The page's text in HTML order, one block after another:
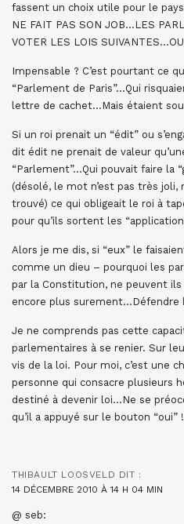
fassent un choix utile pour le pays
NE FAIT PAS SON JOB…LES
VOTER LES LOIS
Impensable ? C’est pourtant ce
“Parlement de Paris”…Qui
lettre de cachet…Mais étaient
Si un roi prenait un “édit” ou
dit édit ne prenait de valeur
“Parlement”…Qui pouvait faire la
(désolé, le mot n’est pas très joli,
trouvé) ce qui obligeait le roi à
pour qu’ils sortent les
Alors je me dis, si “eux” le
comme un dieu – pourquoi les
par la Constitution, ne peuvent
encore plus surement…Défendre
Je ne comprends pas cette
parlementaires à se renier. Sur
vis de la loi. Pour moi, c’est une
personne qui consacre plusieurs
destiné à devenir loi…Ne se
qu’il a appuyé sur le bouton “oui” !
THIBAULT LOOSVELD DIT :
14 DÉCEMBRE 2010 À 14 H 04 MIN
@ seb: